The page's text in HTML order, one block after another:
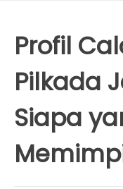
Profil
Pilkada
Siapa